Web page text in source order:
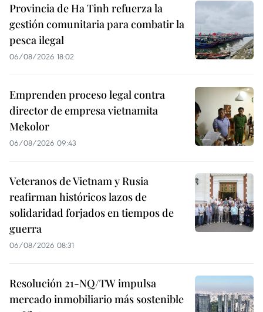
Provincia de Ha Tinh refuerza la
gestión comunitaria para combatir la
pesca ilegal
06/08/2026 18:02
Emprenden proceso legal contra
director de empresa vietnamita
Mekolor
06/08/2026 09:43
Veteranos de Vietnam y Rusia
reafirman históricos lazos de
solidaridad forjados en tiempos de
guerra
06/08/2026 08:31
Resolución 21-NQ/TW impulsa
mercado inmobiliario más sostenible